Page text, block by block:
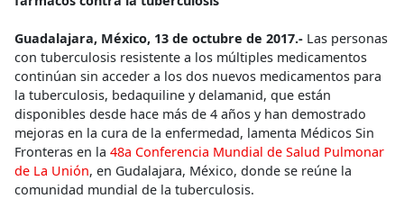
Guadalajara, México, 13 de octubre de 2017.- Las personas
con tuberculosis resistente a los múltiples medicamentos
continúan sin acceder a los dos nuevos medicamentos para
la tuberculosis, bedaquiline y delamanid, que están
disponibles desde hace más de 4 años y han demostrado
mejoras en la cura de la enfermedad, lamenta Médicos Sin
Fronteras en la 48a Conferencia Mundial de Salud Pulmonar
de La Unión, en Gudalajara, México, donde se reúne la
comunidad mundial de la tuberculosis.